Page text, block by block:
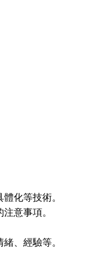
化等技術。
意事項。
、經驗等。